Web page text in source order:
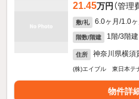
21.45万円 （管理
敷/礼 6.0ヶ月/1.0ヶ
階数/階建 1階/3階建
住所 神奈川県横須
(株)エイブル 東日本テ
物件詳